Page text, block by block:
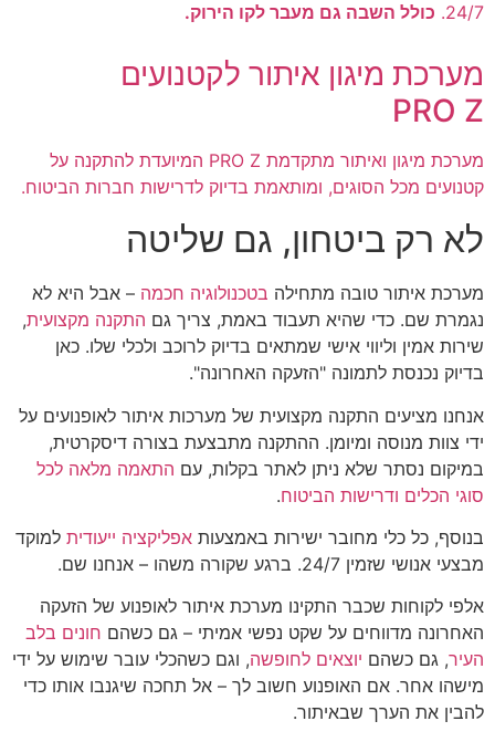
24/7. כולל השבה גם מעבר לקו הירוק.
מערכת מיגון איתור לקטנועים
PRO Z
מערכת מיגון ואיתור מתקדמת PRO Z המיועדת להתקנה על
קטנועים מכל הסוגים, ומותאמת בדיוק לדרישות חברות הביטוח.
לא רק ביטחון, גם שליטה
מערכת איתור טובה מתחילה בטכנולוגיה חכמה – אבל היא לא
נגמרת שם. כדי שהיא תעבוד באמת, צריך גם התקנה מקצועית,
שירות אמין וליווי אישי שמתאים בדיוק לרוכב ולכלי שלו. כאן
בדיוק נכנסת לתמונה "הזעקה האחרונה".
אנחנו מציעים התקנה מקצועית של מערכות איתור לאופנועים על
ידי צוות מנוסה ומיומן. ההתקנה מתבצעת בצורה דיסקרטית,
במיקום נסתר שלא ניתן לאתר בקלות, עם התאמה מלאה לכל
סוגי הכלים ודרישות הביטוח.
בנוסף, כל כלי מחובר ישירות באמצעות אפליקציה ייעודית למוקד
מבצעי אנושי שזמין 24/7. ברגע שקורה משהו – אנחנו שם.
אלפי לקוחות שכבר התקינו מערכת איתור לאופנוע של הזעקה
האחרונה מדווחים על שקט נפשי אמיתי – גם כשהם חונים בלב
העיר, גם כשהם יוצאים לחופשה, וגם כשהכלי עובר שימוש על ידי
מישהו אחר. אם האופנוע חשוב לך – אל תחכה שיגנבו אותו כדי
להבין את הערך שבאיתור.